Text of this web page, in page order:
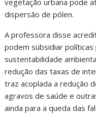
vegetação urbana pode
dispersão de pólen.
A professora disse
podem subsidiar
sustentabilidade
redução das taxas de
traz acoplada a redução
agravos de saúde e
ainda para a queda das